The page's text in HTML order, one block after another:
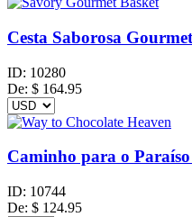
Cesta Saborosa Gourmet
ID: 10280
De: $ 164.95
Caminho para o
ID: 10744
De: $ 124.95